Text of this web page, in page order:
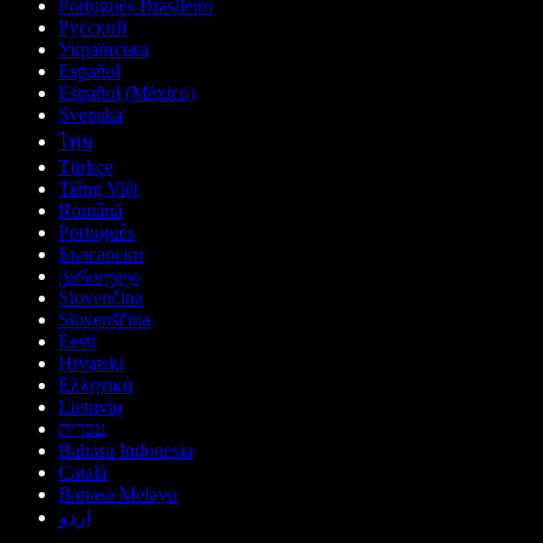
Português Brasileiro
Русский
Українська
Español
Español (México)
Svenska
ไทย
Türkçe
Tiếng Việt
Română
Português
Български
ქართული
Slovenčina
Slovenščina
Eesti
Hrvatski
Ελληνικά
Lietuvių
עברית
Bahasa Indonesia
Català
Bahasa Melayu
اردو